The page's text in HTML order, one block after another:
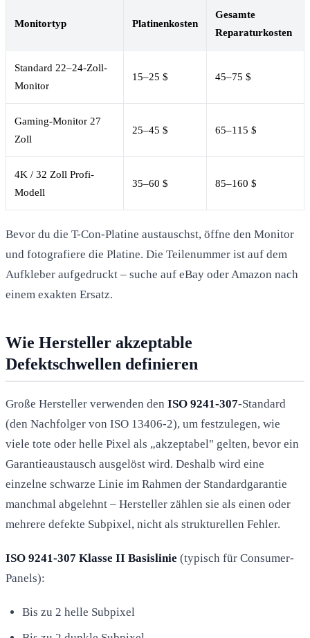
Monitortyp Platinenkosten
Gesamte
Reparaturkosten
Standard 22–24-Zoll-
Monitor
15–25 $ 45–75 $
Gaming-Monitor 27
Zoll
25–45 $ 65–115 $
4K / 32 Zoll Profi-
Modell
35–60 $ 85–160 $
Bevor du die T-Con-Platine austauschst, öffne den Monitor
und fotografiere die Platine. Die Teilenummer ist auf dem
Aufkleber aufgedruckt – suche auf eBay oder Amazon nach
einem exakten Ersatz.
Wie Hersteller akzeptable
Defektschwellen definieren
Große Hersteller verwenden den ISO 9241-307-Standard
(den Nachfolger von ISO 13406-2), um festzulegen, wie
viele tote oder helle Pixel als „akzeptabel" gelten, bevor ein
Garantieaustausch ausgelöst wird. Deshalb wird eine
einzelne schwarze Linie im Rahmen der Standardgarantie
manchmal abgelehnt – Hersteller zählen sie als einen oder
mehrere defekte Subpixel, nicht als strukturellen Fehler.
ISO 9241-307 Klasse II Basislinie (typisch für Consumer-
Panels):
Bis zu 2 helle Subpixel